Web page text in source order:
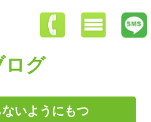
ログ
いようにもつ